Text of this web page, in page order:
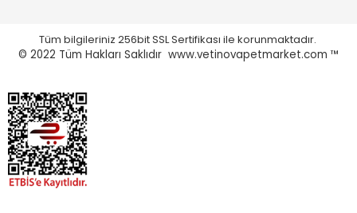
Tüm bilgileriniz 256bit SSL Sertifikası ile korunmaktadır.
© 2022 Tüm Hakları Saklıdır www.vetinovapetmarket.com ™